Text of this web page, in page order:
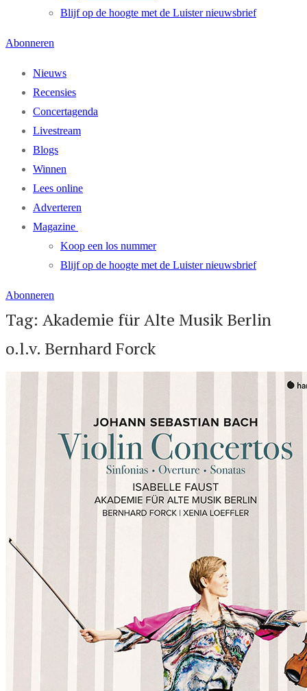
Blijf op de hoogte met de Luister nieuwsbrief
Abonneren
Nieuws
Recensies
Concertagenda
Livestream
Blogs
Winnen
Lees online
Adverteren
Magazine
Koop een los nummer
Blijf op de hoogte met de Luister nieuwsbrief
Abonneren
Tag: Akademie für Alte Musik Berlin
o.l.v. Bernhard Forck